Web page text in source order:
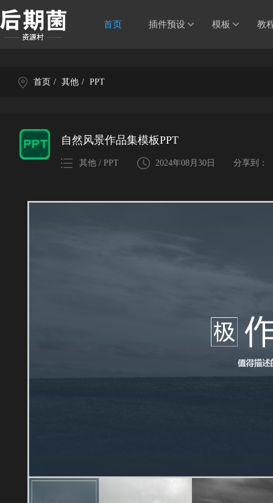
首页 插件预设 模板 教
首页 / 其他 / PPT
自然风景作品集模板PPT
其他 / PPT 2024年08月30日 分享到：